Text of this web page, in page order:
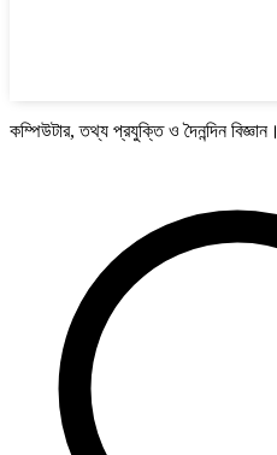
কম্পিউটার, তথ্য প্রযুক্তি ও দৈনন্দিন বিজ্ঞান।